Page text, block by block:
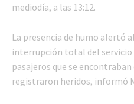
mediodía, a las 13:12.
La presencia de humo alertó
interrupción total del servicio
pasajeros que se
registraron heridos, informó